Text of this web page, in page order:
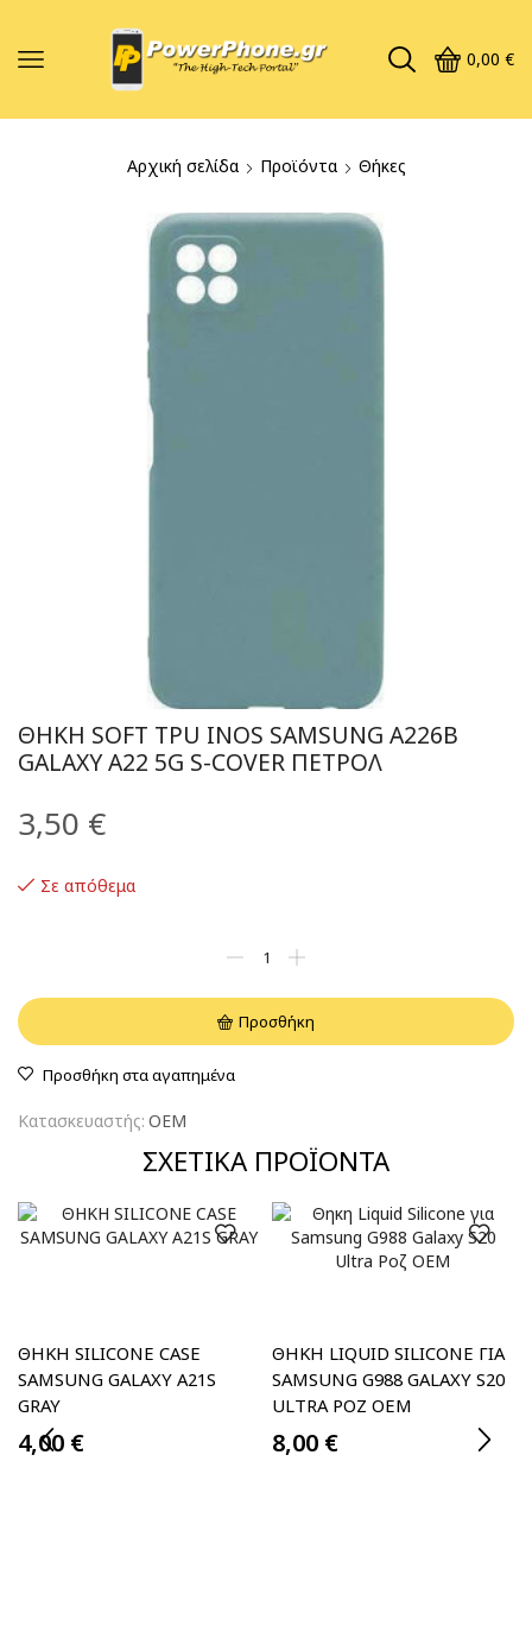
0,00 €
Αρχική σελίδα Προϊόντα Θήκες
ΘΉΚΗ SOFT TPU INOS SAMSUNG A226B
GALAXY A22 5G S-COVER ΠΕΤΡΟΛ
3,50 €
Σε απόθεμα
Προσθήκη
Προσθήκη στα αγαπημένα
Κατασκευαστής: OEM
ΣΧΕΤΙΚΆ ΠΡΟΪΌΝΤΑ
ΘΗΚH SILICONE CASE
SAMSUNG GALAXY A21S
GRAY
4,00 €
ΘΗΚΗ LIQUID SILICONE ΓΙΑ
SAMSUNG G988 GALAXY S20
ULTRA ΡΟΖ OEM
8,00 €